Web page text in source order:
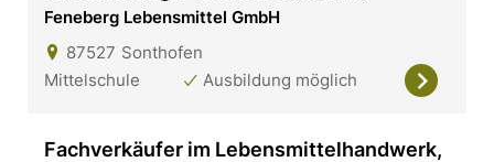
Feneberg Lebensmittel GmbH
87527 Sonthofen
Mittelschule
Ausbildung möglich
Fachverkäufer im Lebensmittelhandwerk,